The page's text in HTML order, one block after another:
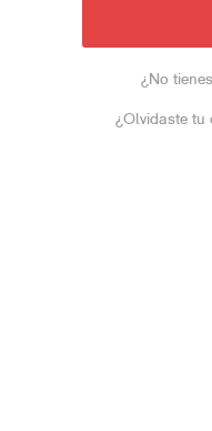
¿No
¿Olvidaste tu